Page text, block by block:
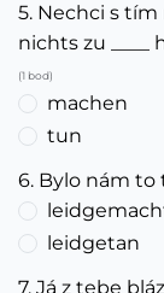
5. Nechci s
nichts zu ____
(1 bod)
machen
tun
6. Bylo nám to
leidgetan
7. Já z tebe